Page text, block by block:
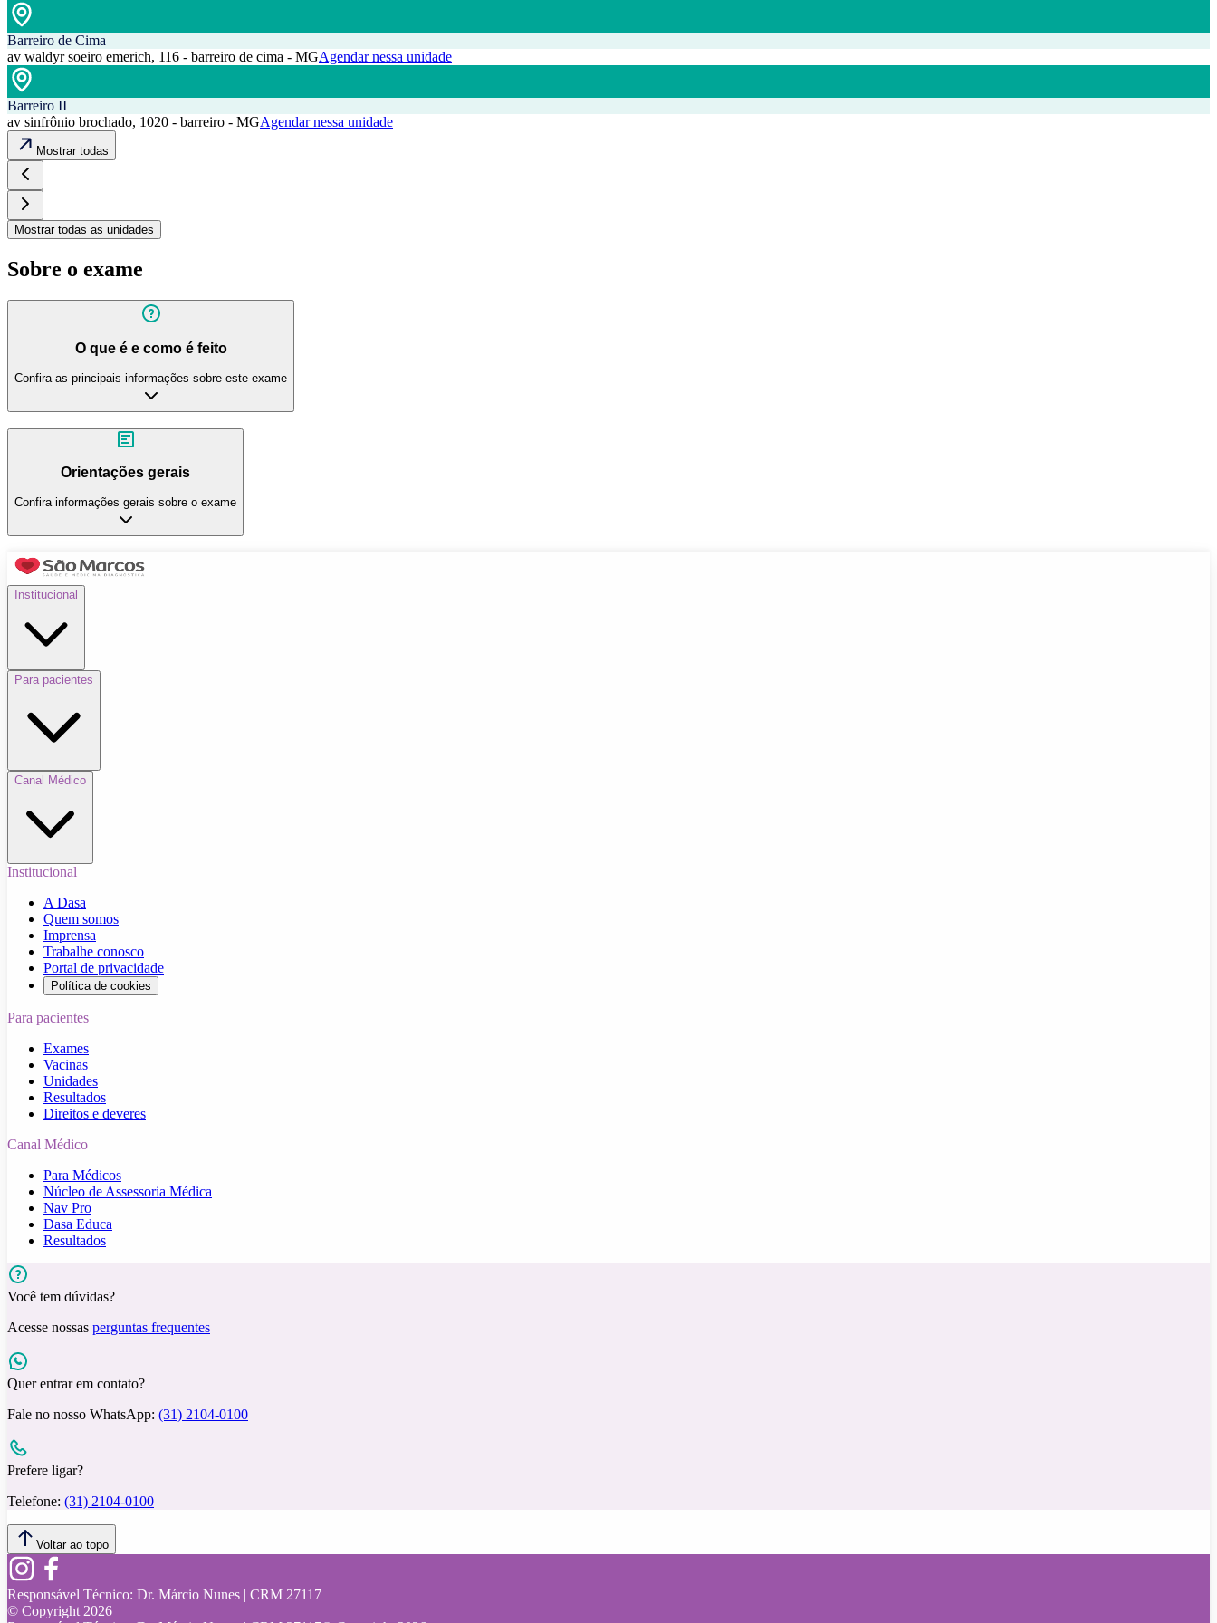
Barreiro de Cima
av waldyr soeiro emerich, 116 - barreiro de cima - MGAgendar nessa unidade
Barreiro II
av sinfrônio brochado, 1020 - barreiro - MGAgendar nessa unidade
Mostrar todas
Mostrar todas as unidades
Sobre o exame
O que é e como é feito
Confira as principais informações sobre este exame
Orientações gerais
Confira informações gerais sobre o exame
Institucional
Para pacientes
Canal Médico
Institucional
A Dasa
Quem somos
Imprensa
Trabalhe conosco
Portal de privacidade
Política de cookies
Para pacientes
Exames
Vacinas
Unidades
Resultados
Direitos e deveres
Canal Médico
Para Médicos
Núcleo de Assessoria Médica
Nav Pro
Dasa Educa
Resultados
Você tem dúvidas?
Acesse nossas perguntas frequentes
Quer entrar em contato?
Fale no nosso WhatsApp: (31) 2104-0100
Prefere ligar?
Telefone: (31) 2104-0100
Voltar ao topo
Responsável Técnico: Dr. Márcio Nunes | CRM 27117
© Copyright 2026